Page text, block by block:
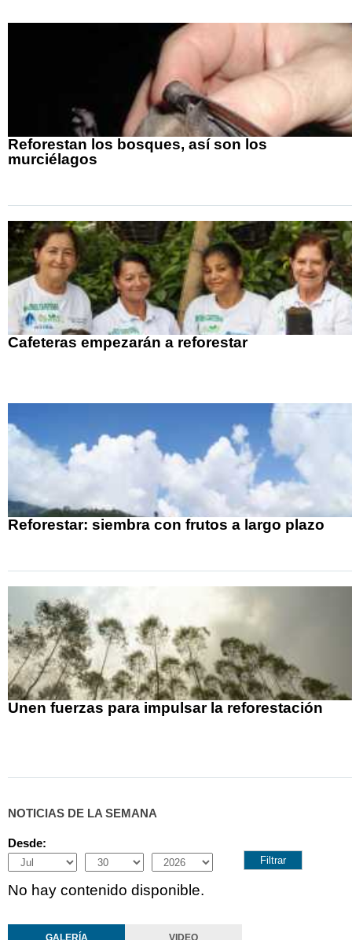
Reforestan los bosques, así son los
murciélagos
Cafeteras empezarán a reforestar
Reforestar: siembra con frutos a largo plazo
Unen fuerzas para impulsar la reforestación
NOTICIAS DE LA SEMANA
Desde:
Month
Day Year
No hay contenido disponible.
GALERÍA VIDEO